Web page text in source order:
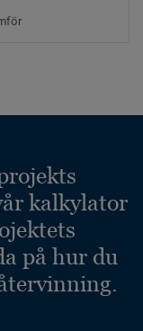
kalkylator
på hur du